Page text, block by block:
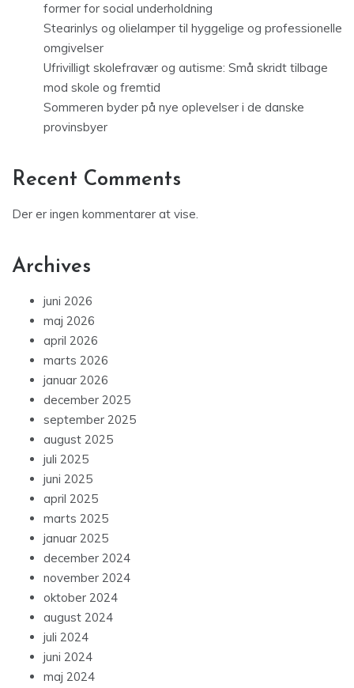
former for social underholdning
Stearinlys og olielamper til hyggelige og professionelle
omgivelser
Ufrivilligt skolefravær og autisme: Små skridt tilbage
mod skole og fremtid
Sommeren byder på nye oplevelser i de danske
provinsbyer
Recent Comments
Der er ingen kommentarer at vise.
Archives
juni 2026
maj 2026
april 2026
marts 2026
januar 2026
december 2025
september 2025
august 2025
juli 2025
juni 2025
april 2025
marts 2025
januar 2025
december 2024
november 2024
oktober 2024
august 2024
juli 2024
juni 2024
maj 2024